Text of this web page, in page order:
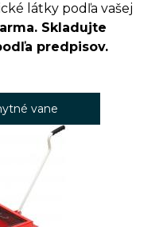
látky podľa vašej
Skladujte
predpisov.
vane